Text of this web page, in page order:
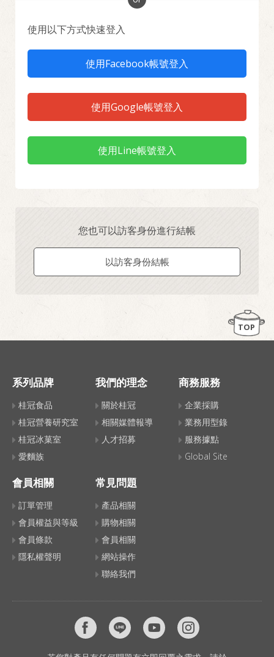
使用以下方式快速登入
使用Facebook帳號登入
使用Google帳號登入
使用Line帳號登入
您也可以訪客身份進行結帳
以訪客身份結帳
TOP
系列品牌
桂冠食品
桂冠營養研究室
桂冠冰菓室
愛麵族
我們的理念
關於桂冠
相關媒體報導
人才招募
商務服務
企業採購
業務用型錄
服務據點
Global Site
會員相關
訂單管理
會員權益與等級
會員條款
隱私權聲明
常見問題
產品相關
購物相關
會員相關
網站操作
聯絡我們